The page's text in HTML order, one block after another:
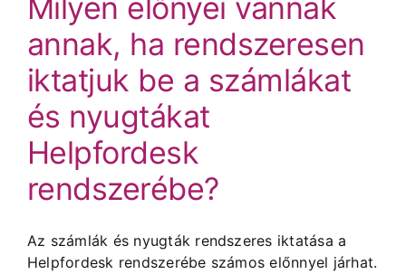
bejegyzéshez
Milyen előnyei vannak
annak, ha rendszeresen
iktatjuk be a számlákat
és nyugtákat
Helpfordesk
rendszerébe?
Az számlák és nyugták rendszeres iktatása a
Helpfordesk rendszerébe számos előnnyel járhat.